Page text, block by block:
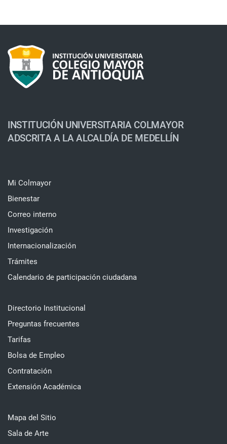
INSTITUCIÓN UNIVERSITARIA COLMAYOR
ADSCRITA A LA ALCALDÍA DE MEDELLÍN
Mi Colmayor
Bienestar
Correo interno
Investigación
Internacionalización
Trámites
Calendario de participación ciudadana
Directorio Institucional
Preguntas frecuentes
Tarifas
Bolsa de Empleo
Contratación
Extensión Académica
Mapa del Sitio
Sala de Arte